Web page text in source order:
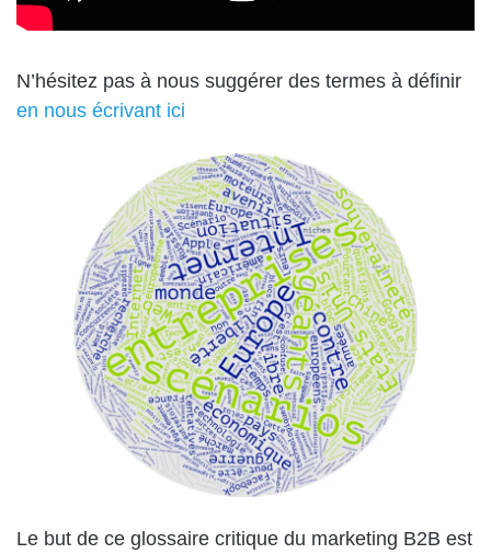
N’hésitez pas à nous suggérer des termes à définir
en nous écrivant ici
Le but de ce glossaire critique du marketing B2B est